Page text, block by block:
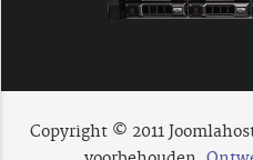
Copyright © 2011